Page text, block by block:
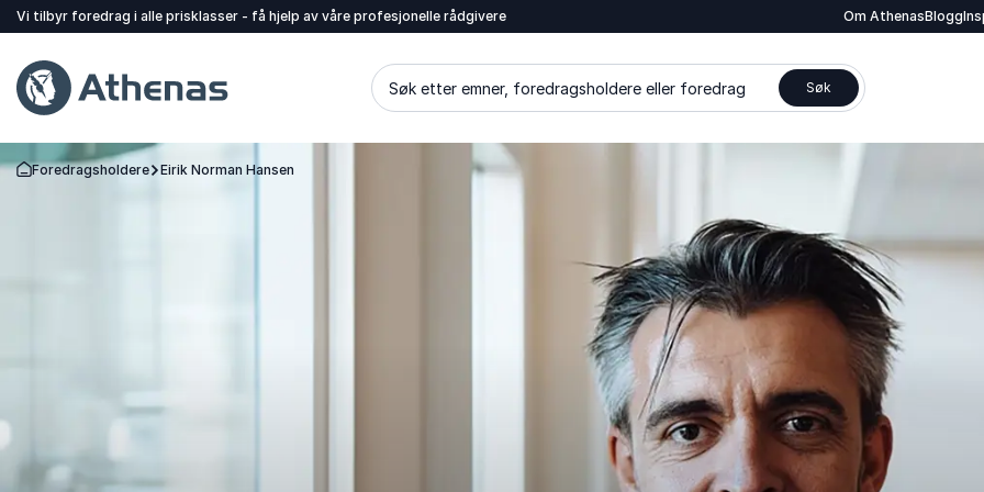
Vi tilbyr foredrag i alle prisklasser - få hjelp av våre profesjonelle rådgivere Om AthenasBlogg
Søk etter emner, foredragsholdere eller foredrag Søk
Gå tilbake til startsiden
Foredragsholdere Eirik Norman Hansen